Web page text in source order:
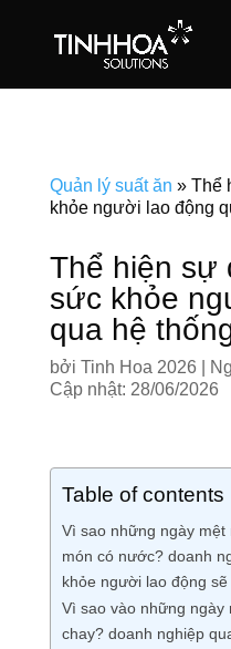
Quản lý suất ăn » Thể
khỏe người lao động
Thể hiện sự
sức khỏe
qua hệ
bởi Tinh Hoa 2026
Cập nhật: 28/06/2026
Table of contents
Vì sao những ngày
món có nước? doanh
khỏe người lao động
Vì sao vào những ngày
chay? doanh nghiệp